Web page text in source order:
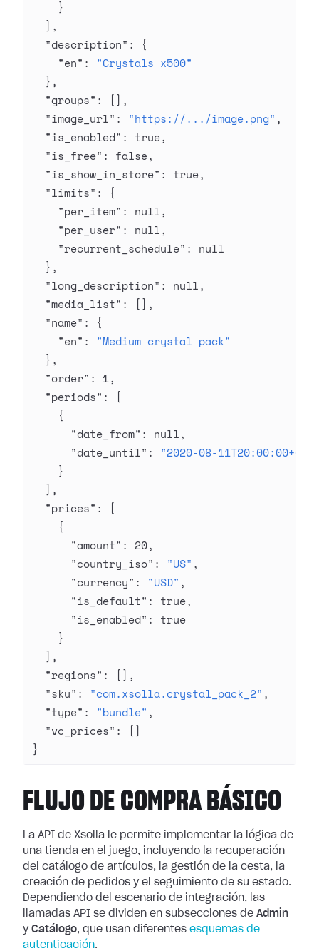
    }
  ],
  "description"
: {
    "en"
: "Crystals x500"
  },
  "groups"
: [],
  "image_url"
: "https://.../image.png" ,
  "is_enabled"
: true,
  "is_free"
: false,
  "is_show_in_store"
: true,
  "limits"
: {
    "per_item"
: null,
    "per_user"
: null,
    "recurrent_schedule"
: null
  },
  "long_description"
: null,
  "media_list"
: [],
  "name"
: {
    "en"
: "Medium crystal pack"
  },
  "order"
: 1,
  "periods"
: [
    {
      "date_from"
: null,
      "date_until"
: "2020-08-
    }
  ],
  "prices"
: [
    {
      "amount"
: 20,
      "country_iso"
: "US" ,
      "currency"
: "USD" ,
      "is_default"
: true,
      "is_enabled"
: true
    }
  ],
  "regions"
: [],
  "sku"
: "com.xsolla.crystal_pack_2" ,
  "type"
: "bundle" ,
  "vc_prices"
: []
}
FLUJO DE COMPRA BÁSICO
La API de Xsolla le permite implementar la lógica de
una tienda en el juego, incluyendo la recuperación
del catálogo de artículos, la gestión de la cesta, la
creación de pedidos y el seguimiento de su estado.
Dependiendo del escenario de integración, las
llamadas API se dividen en subsecciones de Admin
y Catálogo, que usan diferentes esquemas de
autenticación.